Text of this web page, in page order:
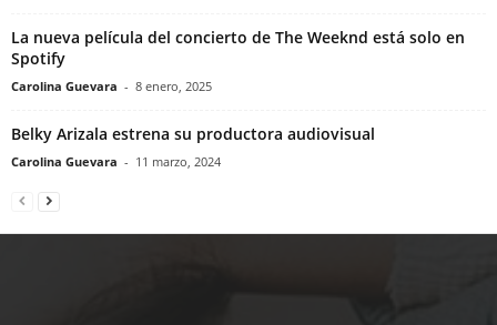
La nueva película del concierto de The Weeknd está solo en
Spotify
Carolina Guevara - 8 enero, 2025
Belky Arizala estrena su productora audiovisual
Carolina Guevara - 11 marzo, 2024